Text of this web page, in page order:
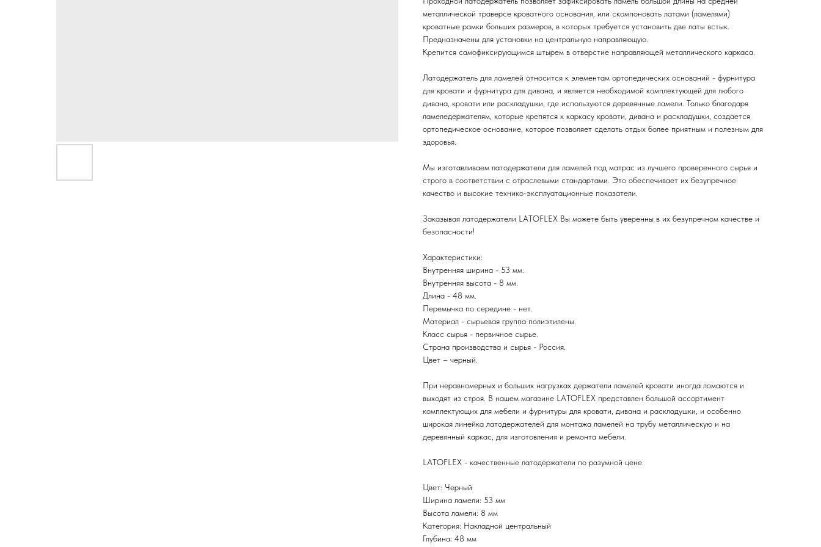
металлической траверсе кроватного основания, или скомпоновать латами (ламелями)
кроватные рамки больших размеров, в которых требуется установить две латы встык.
Предназначены для установки на центральную направляющую.
Крепится самофиксирующимся штырем в отверстие направляющей металлического каркаса.
Латодержатель для ламелей относится к элементам ортопедических оснований - фурнитура
для кровати и фурнитура для дивана, и является необходимой комплектующей для любого
дивана, кровати или раскладушки, где используются деревянные ламели. Только благодаря
ламеледержателям, которые крепятся к каркасу кровати, дивана и раскладушки, создается
ортопедическое основание, которое позволяет сделать отдых более приятным и полезным для
здоровья.
Мы изготавливаем латодержатели для ламелей под матрас из лучшего проверенного сырья и
строго в соответствии с отраслевыми стандартами. Это обеспечивает их безупречное
качество и высокие технико-эксплуатационные показатели.
Заказывая латодержатели LATOFLEX Вы можете быть уверенны в их безупречном качестве и
безопасности!
Характеристики:
Внутренняя ширина - 53 мм.
Внутренняя высота - 8 мм.
Длина - 48 мм.
Перемычка по середине - нет.
Материал - сырьевая группа полиэтилены.
Класс сырья - первичное сырье.
Страна производства и сырья - Россия.
Цвет – черный.
При неравномерных и больших нагрузках держатели ламелей кровати иногда ломаются и
выходят из строя. В нашем магазине LATOFLEX представлен большой ассортимент
комплектующих для мебели и фурнитуры для кровати, дивана и раскладушки, и особенно
широкая линейка латодержателей для монтажа ламелей на трубу металлическую и на
деревянный каркас, для изготовления и ремонта мебели.
LATOFLEX - качественные латодержатели по разумной цене.
Цвет: Черный
Ширина ламели: 53 мм
Высота ламели: 8 мм
Категория: Накладной центральный
Глубина: 48 мм